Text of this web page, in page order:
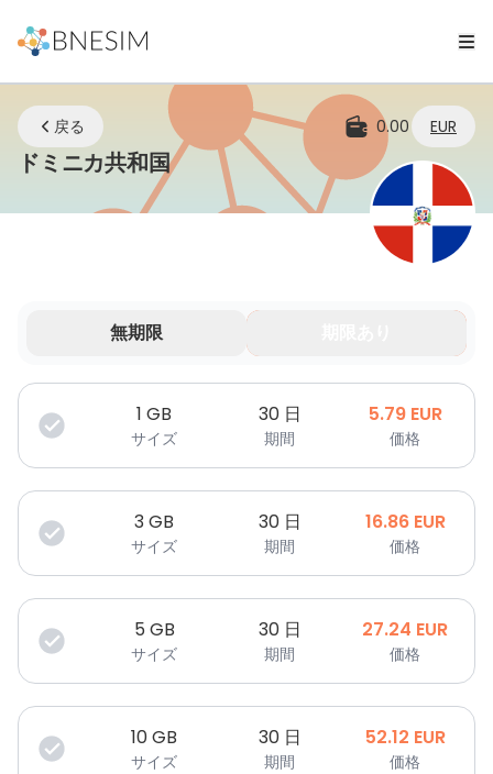
戻る 0.00 EUR
ドミニカ共和国eSIM | どこにいてもつながり続
無期限
データは期間限定で有効です。
1 GB
サイズ
30 日
期間
5.79 EUR
価格
3GB
サイズ
30 日
期間
16.86 EUR
価格
5 GB
サイズ
30 日
期間
27.24 EUR
価格
10GB
サイズ
30 日
期間
52.12 EUR
価格